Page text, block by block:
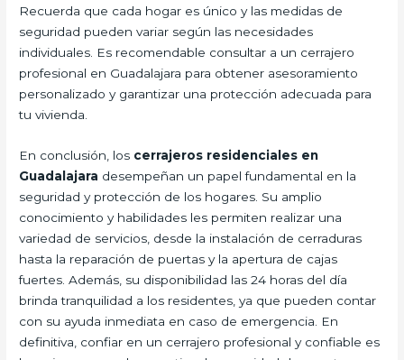
Recuerda que cada hogar es único y las medidas de
seguridad pueden variar según las necesidades
individuales. Es recomendable consultar a un cerrajero
profesional en Guadalajara para obtener asesoramiento
personalizado y garantizar una protección adecuada para
tu vivienda.
En conclusión, los cerrajeros residenciales en
Guadalajara desempeñan un papel fundamental en la
seguridad y protección de los hogares. Su amplio
conocimiento y habilidades les permiten realizar una
variedad de servicios, desde la instalación de cerraduras
hasta la reparación de puertas y la apertura de cajas
fuertes. Además, su disponibilidad las 24 horas del día
brinda tranquilidad a los residentes, ya que pueden contar
con su ayuda inmediata en caso de emergencia. En
definitiva, confiar en un cerrajero profesional y confiable es